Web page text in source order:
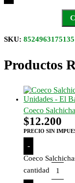
SKU: 8524963175135
Productos
Coeco
$12.200
PRECIO SIN
-
Coeco
cantidad